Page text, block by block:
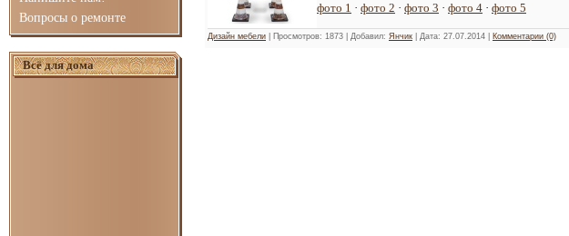
Вопросы о ремонте
Всё для дома
фото 1 · фото 2 · фото 3 · фото 4 · фото 5
Дизайн мебели | Просмотров: 1873 | Добавил: Янчик | Дата: 27.07.2014 Комментарии (0)